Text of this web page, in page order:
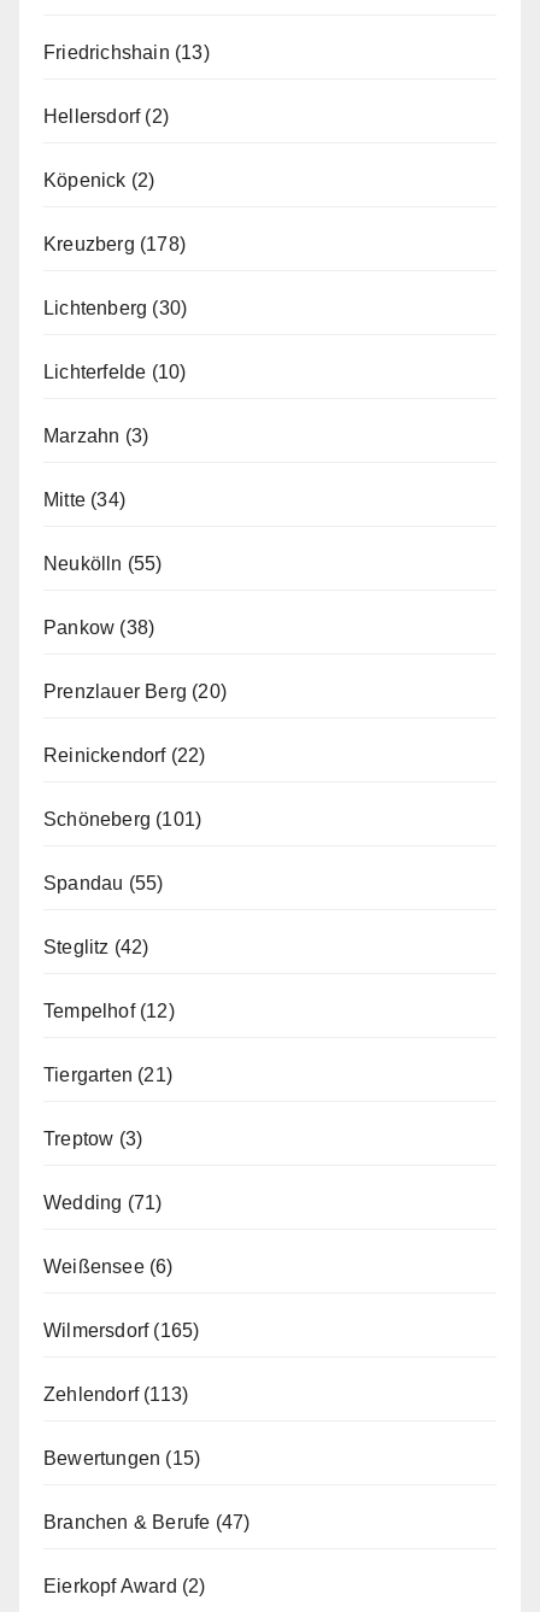
Friedrichshain (13)
Hellersdorf(2)
Köpenick (2)
Kreuzberg (178)
Lichtenberg (30)
Lichterfelde (10)
Marzahn (3)
Mitte (34)
Neukölln (55)
Pankow (38)
Prenzlauer Berg (20)
Reinickendorf(22)
Schöneberg (101)
Spandau (55)
Steglitz (42)
Tempelhof(12)
Tiergarten (21)
Treptow (3)
Wedding (71)
Weißensee(6)
Wilmersdorf(165)
Zehlendorf(113)
Bewertungen (15)
Branchen & Berufe (47)
Eierkopf Award (2)